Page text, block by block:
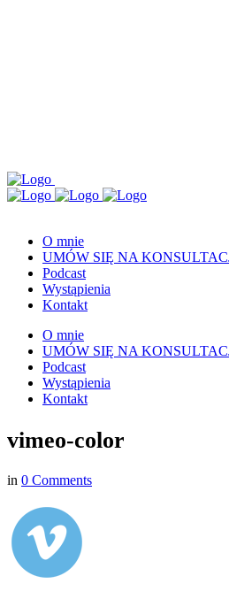
O mnie
UMÓW SIĘ NA
Podcast
Wystąpienia
Kontakt
O mnie
UMÓW SIĘ NA
Podcast
Wystąpienia
Kontakt
vimeo-color
in 0 Comments